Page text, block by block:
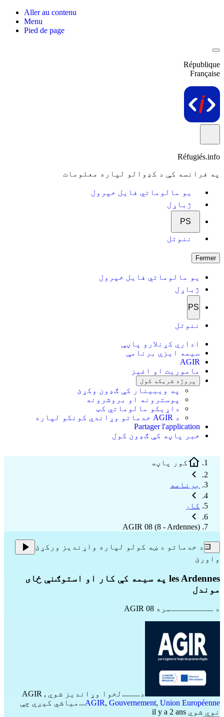
Aller au contenu
Menu
Pied de page
République
Française
Réfugiés.info
په فرانسه کې د کډوالو لپاره معلومات
یو مالوماتي فایل خپرول
ژباړل
PS
ننوتل
Fermer
یو مالوماتي فایل خپرول
ژباړل
PS
ننوتل
اداري کړنلارو پاڼې
سیمه ایزې برنامې
AGIR
ماموریت او اغیز
پروژه شریکه کول
په ویبینار کې ګډون وکړئ
پوسترونه او بروشرونه
داړیکو مالوماتي کټ
د AGIR خدماتو وړاندې کونکو لپاره
Partager l'application
خبر پاڼه کې ګډون کول
کور پاڼه
برنامه
کار
AGIR 08 (8 - Ardennes)
د خدماتو د ښه کولو لپاره واړندیز ورکړئ
واورئ
les Ardennes په سیمه کې کار او استوګنې ځای
موندل
د .....................سره AGIR 08
د.........لخوا وړاندیز شوي AGIR ,
AGIR, Gouvernement, Union Européenne
...میاشي کیږي چې
نوي شوي il y a 2 ans